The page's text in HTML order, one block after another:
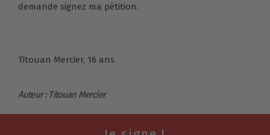
demande signez ma pétition.
Titouan Mercier, 16 ans
Auteur : Titouan Mercier